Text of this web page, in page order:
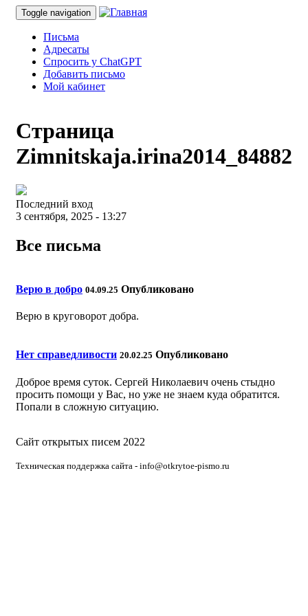
Toggle navigation
Письма
Адресаты
Спросить у ChatGPT
Добавить письмо
Мой кабинет
Страница
Zimnitskaja.irina2014_84882
Последний вход
3 сентября, 2025 - 13:27
Все письма
Верю в добро 04.09.25 Опубликовано
Верю в круговорот добра.
Нет справедливости 20.02.25 Опубликовано
Доброе время суток. Сергей Николаевич очень стыдно
просить помощи у Вас, но уже не знаем куда обратится.
Попали в сложную ситуацию.
Сайт открытых писем 2022
Техническая поддержка сайта - info@otkrytoe-pismo.ru